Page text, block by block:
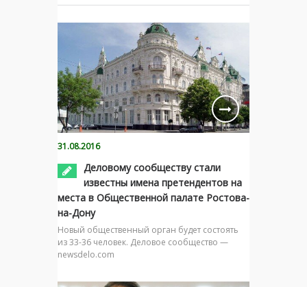
31.08.2016
Деловому сообществу стали
известны имена претендентов на
места в Общественной палате Ростова-
на-Дону
Новый общественный орган будет состоять
из 33-36 человек. Деловое сообщество —
newsdelo.com